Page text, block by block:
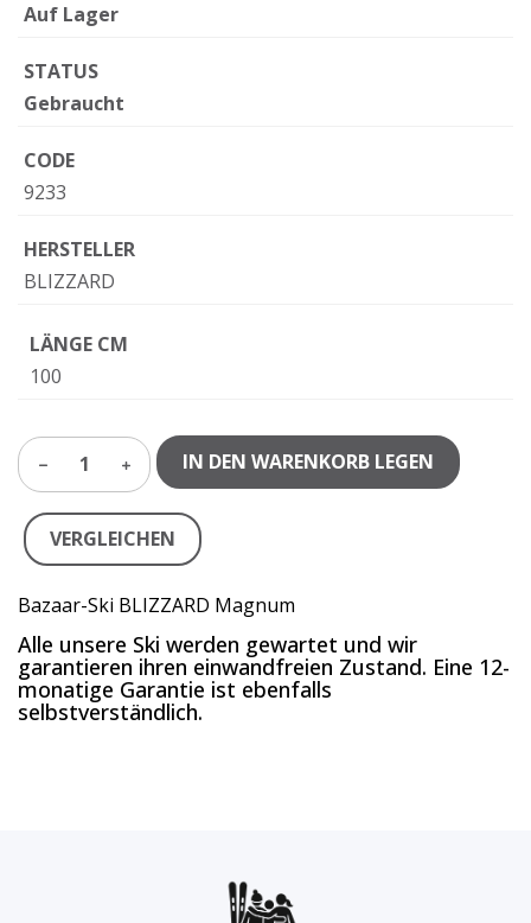
Auf Lager
STATUS
Gebraucht
CODE
9233
HERSTELLER
BLIZZARD
LÄNGE CM
100
1 IN DEN WARENKORB LEGEN
VERGLEICHEN
Bazaar-Ski BLIZZARD Magnum
Alle unsere Ski werden gewartet und wir
garantieren ihren einwandfreien Zustand. Eine 12-
monatige Garantie ist ebenfalls
selbstverständlich.